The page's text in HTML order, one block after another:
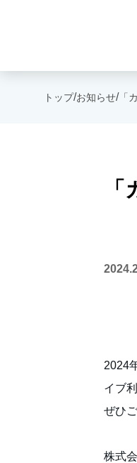
トップ/お知らせ/ 「
2024
イブ
ぜひ
株式